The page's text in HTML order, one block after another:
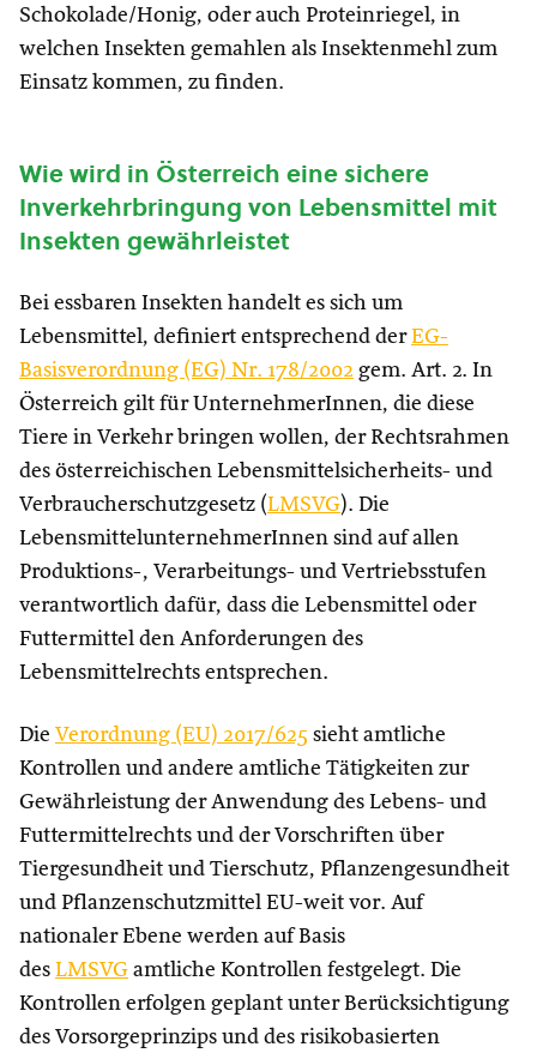
Schokolade/Honig, oder auch Proteinriegel, in
welchen Insekten gemahlen als Insektenmehl zum
Einsatz kommen, zu finden.
Wie wird in Österreich eine sichere
Inverkehrbringung von Lebensmittel mit
Insekten gewährleistet
Bei essbaren Insekten handelt es sich um
Lebensmittel, definiert entsprechend derEG-
Basisverordnung (EG) Nr. 178/2002 gem. Art. 2. In
Österreich gilt für UnternehmerInnen, die diese
Tiere in Verkehr bringen wollen, der Rechtsrahmen
des österreichischen Lebensmittelsicherheits- und
Verbraucherschutzgesetz (LMSVG). Die
LebensmittelunternehmerInnen sind auf allen
Produktions-, Verarbeitungs- und Vertriebsstufen
verantwortlich dafür, dass die Lebensmittel oder
Futtermittel den Anforderungen des
Lebensmittelrechts entsprechen.
Die Verordnung (EU) 2017/625 sieht amtliche
Kontrollen und andere amtliche Tätigkeiten zur
Gewährleistung der Anwendung des Lebens- und
Futtermittelrechts und der Vorschriften über
Tiergesundheit und Tierschutz, Pflanzengesundheit
und Pflanzenschutzmittel EU-weit vor. Auf
nationaler Ebene werden auf Basis
des LMSVG amtliche Kontrollen festgelegt. Die
Kontrollen erfolgen geplant unter Berücksichtigung
des Vorsorgeprinzips und des risikobasierten